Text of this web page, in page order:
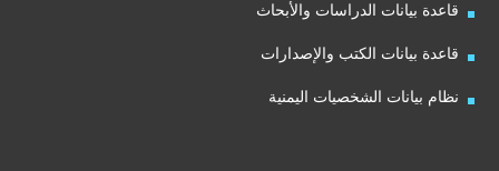
قاعدة بيانات الدراسات والأبحاث
قاعدة بيانات الكتب والإصدارات
نظام بيانات الشخصيات اليمنية